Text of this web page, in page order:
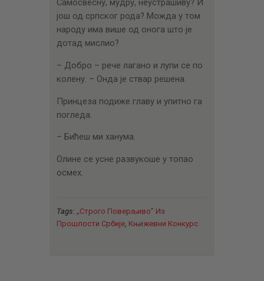
Самосвесну, мудру, неустрашиву? И
још од српског рода? Можда у том
народу има више од онога што је
дотад мислио?
– Добро – рече лагано и лупи се по
колену. – Онда је ствар решена.
Принцеза подиже главу и упитно га
погледа.
– Бићеш ми ханума.
Олине се усне развукоше у топао
осмех.
Tags: „Строго Поверљиво” Из
Прошлости Србије, Књижевни Конкурс